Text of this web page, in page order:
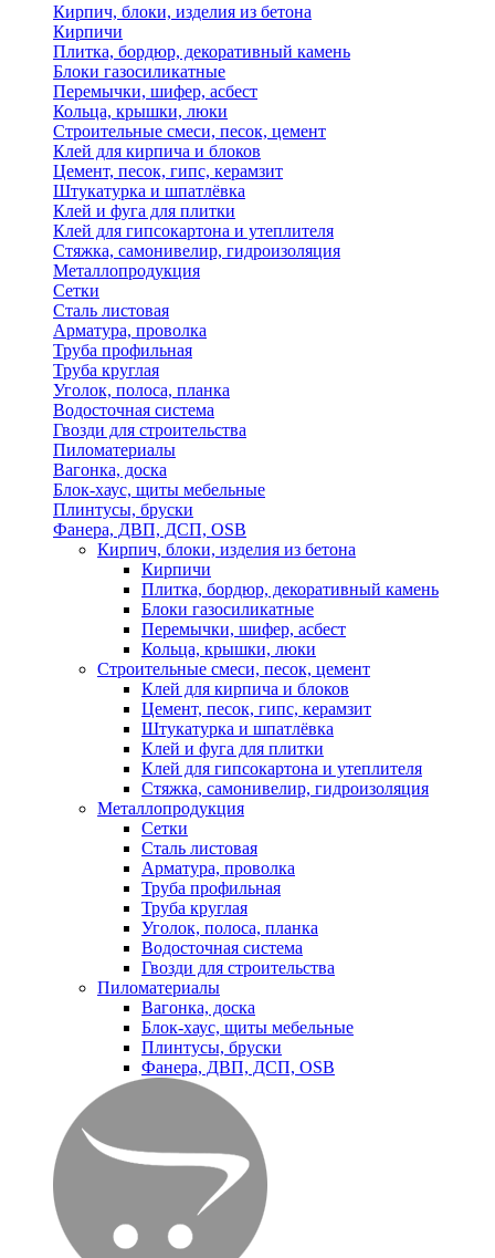
Кирпич, блоки, изделия из бетона
Кирпичи
Плитка, бордюр, декоративный камень
Блоки газосиликатные
Перемычки, шифер, асбест
Кольца, крышки, люки
Строительные смеси, песок, цемент
Клей для кирпича и блоков
Цемент, песок, гипс, керамзит
Штукатурка и шпатлёвка
Клей и фуга для плитки
Клей для гипсокартона и утеплителя
Стяжка, самонивелир, гидроизоляция
Металлопродукция
Сетки
Сталь листовая
Арматура, проволка
Труба профильная
Труба круглая
Уголок, полоса, планка
Водосточная система
Гвозди для строительства
Пиломатериалы
Вагонка, доска
Блок-хаус, щиты мебельные
Плинтусы, бруски
Фанера, ДВП, ДСП, OSB
Кирпич, блоки, изделия из бетона
Кирпичи
Плитка, бордюр, декоративный камень
Блоки газосиликатные
Перемычки, шифер, асбест
Кольца, крышки, люки
Строительные смеси, песок, цемент
Клей для кирпича и блоков
Цемент, песок, гипс, керамзит
Штукатурка и шпатлёвка
Клей и фуга для плитки
Клей для гипсокартона и утеплителя
Стяжка, самонивелир, гидроизоляция
Металлопродукция
Сетки
Сталь листовая
Арматура, проволка
Труба профильная
Труба круглая
Уголок, полоса, планка
Водосточная система
Гвозди для строительства
Пиломатериалы
Вагонка, доска
Блок-хаус, щиты мебельные
Плинтусы, бруски
Фанера, ДВП, ДСП, OSB